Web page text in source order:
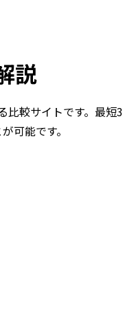
説
比較サイトです。最短3
可能です。